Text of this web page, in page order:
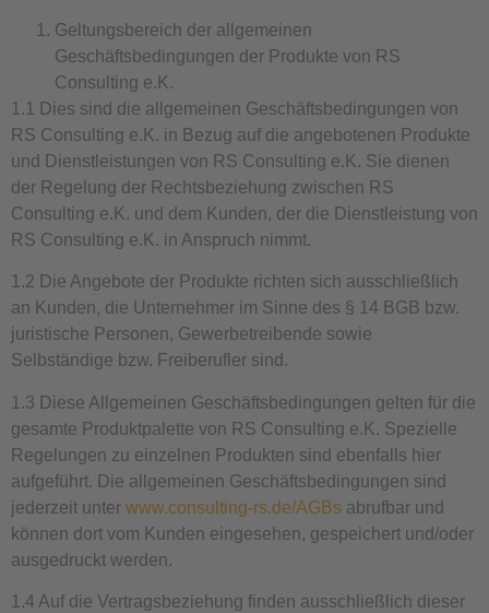
Geltungsbereich der allgemeinen
Geschäftsbedingungen der Produkte von RS
Consulting e.K.
1.1 Dies sind die allgemeinen Geschäftsbedingungen von
RS Consulting e.K. in Bezug auf die angebotenen Produkte
und Dienstleistungen von RS Consulting e.K. Sie dienen
der Regelung der Rechtsbeziehung zwischen RS
Consulting e.K. und dem Kunden, der die Dienstleistung von
RS Consulting e.K. in Anspruch nimmt.
1.2 Die Angebote der Produkte richten sich ausschließlich
an Kunden, die Unternehmer im Sinne des § 14 BGB bzw.
juristische Personen, Gewerbetreibende sowie
Selbständige bzw. Freiberufler sind.
1.3 Diese Allgemeinen Geschäftsbedingungen gelten für die
gesamte Produktpalette von RS Consulting e.K. Spezielle
Regelungen zu einzelnen Produkten sind ebenfalls hier
aufgeführt. Die allgemeinen Geschäftsbedingungen sind
jederzeit unter www.consulting-rs.de/AGBs abrufbar und
können dort vom Kunden eingesehen, gespeichert und/oder
ausgedruckt werden.
1.4 Auf die Vertragsbeziehung finden ausschließlich dieser